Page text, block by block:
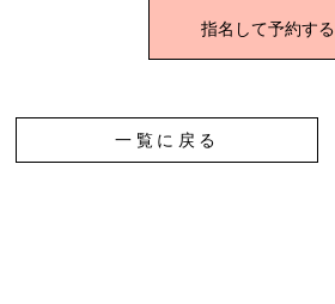
指名して予約する
一覧に戻る